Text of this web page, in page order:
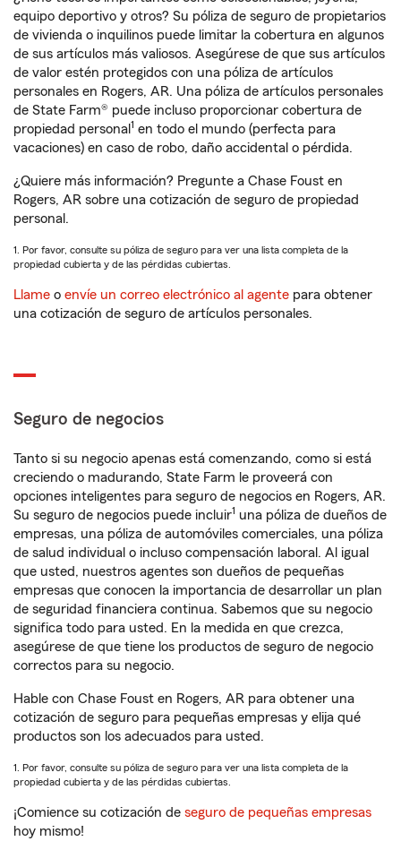
equipo deportivo y otros? Su póliza de seguro de propietarios
de vivienda o inquilinos puede limitar la cobertura en algunos
de sus artículos más valiosos. Asegúrese de que sus artículos
de valor estén protegidos con una póliza de artículos
personales en Rogers, AR. Una póliza de artículos personales
de State Farm® puede incluso proporcionar cobertura de
propiedad personal 1 en todo el mundo (perfecta para
vacaciones) en caso de robo, daño accidental o pérdida.
¿Quiere más información? Pregunte a Chase Foust en
Rogers, AR sobre una cotización de seguro de propiedad
personal.
1. Por favor, consulte su póliza de seguro para ver una lista completa de la
propiedad cubierta y de las pérdidas cubiertas.
Llame o envíe un correo electrónico al agente para obtener
una cotización de seguro de artículos personales.
Seguro de negocios
Tanto si su negocio apenas está comenzando, como si está
creciendo o madurando, State Farm le proveerá con
opciones inteligentes para seguro de negocios en Rogers, AR.
Su seguro de negocios puede incluir1 una póliza de dueños de
empresas, una póliza de automóviles comerciales, una póliza
de salud individual o incluso compensación laboral. Al igual
que usted, nuestros agentes son dueños de pequeñas
empresas que conocen la importancia de desarrollar un plan
de seguridad financiera continua. Sabemos que su negocio
significa todo para usted. En la medida en que crezca,
asegúrese de que tiene los productos de seguro de negocio
correctos para su negocio.
Hable con Chase Foust en Rogers, AR para obtener una
cotización de seguro para pequeñas empresas y elija qué
productos son los adecuados para usted.
1. Por favor, consulte su póliza de seguro para ver una lista completa de la
propiedad cubierta y de las pérdidas cubiertas.
¡Comience su cotización de seguro de pequeñas empresas
hoy mismo!